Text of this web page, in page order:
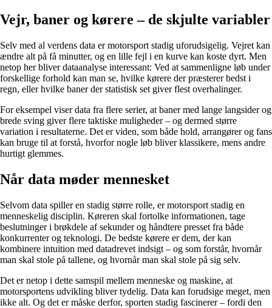
Vejr, baner og kørere – de skjulte variabler
Selv med al verdens data er motorsport stadig uforudsigelig. Vejret kan
ændre alt på få minutter, og en lille fejl i en kurve kan koste dyrt. Men
netop her bliver dataanalyse interessant: Ved at sammenligne løb under
forskellige forhold kan man se, hvilke kørere der præsterer bedst i
regn, eller hvilke baner der statistisk set giver flest overhalinger.
For eksempel viser data fra flere serier, at baner med lange langsider og
brede sving giver flere taktiske muligheder – og dermed større
variation i resultaterne. Det er viden, som både hold, arrangører og fans
kan bruge til at forstå, hvorfor nogle løb bliver klassikere, mens andre
hurtigt glemmes.
Når data møder mennesket
Selvom data spiller en stadig større rolle, er motorsport stadig en
menneskelig disciplin. Køreren skal fortolke informationen, tage
beslutninger i brøkdele af sekunder og håndtere presset fra både
konkurrenter og teknologi. De bedste kørere er dem, der kan
kombinere intuition med datadrevet indsigt – og som forstår, hvornår
man skal stole på tallene, og hvornår man skal stole på sig selv.
Det er netop i dette samspil mellem menneske og maskine, at
motorsportens udvikling bliver tydelig. Data kan forudsige meget, men
ikke alt. Og det er måske derfor, sporten stadig fascinerer – fordi den